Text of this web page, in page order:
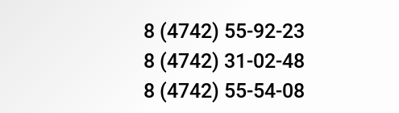
8 (4742) 55-92-23
8 (4742) 31-02-48
8 (4742) 55-54-08